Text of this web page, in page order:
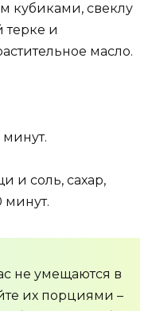
кубиками, свеклу
терке и
масло.
и соль, сахар,
не умещаются в
их порциями –